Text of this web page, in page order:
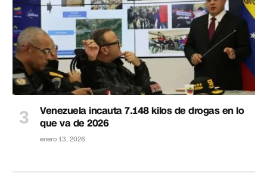
Venezuela incauta 7.148 kilos de drogas en lo
que va de 2026
enero 13, 2026